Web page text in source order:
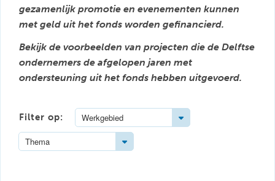
gezamenlijk promotie en evenementen kunnen
met geld uit het fonds worden gefinancierd.
Bekijk de voorbeelden van projecten die de Delftse
ondernemers de afgelopen jaren met
ondersteuning uit het fonds hebben uitgevoerd.
Filter op: Werkgebied Toggle Dropdown
Thema Toggle Dropdown